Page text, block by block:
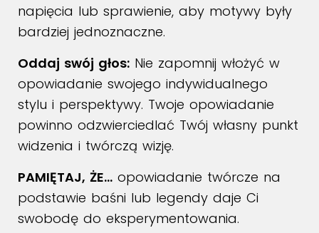
napięcia lub sprawienie, aby motywy były
bardziej jednoznaczne.
Oddaj swój głos: Nie zapomnij włożyć w
opowiadanie swojego indywidualnego
stylu i perspektywy. Twoje opowiadanie
powinno odzwierciedlać Twój własny punkt
widzenia i twórczą wizję.
PAMIĘTAJ, ŻE… opowiadanie twórcze na
podstawie baśni lub legendy daje Ci
swobodę do eksperymentowania.